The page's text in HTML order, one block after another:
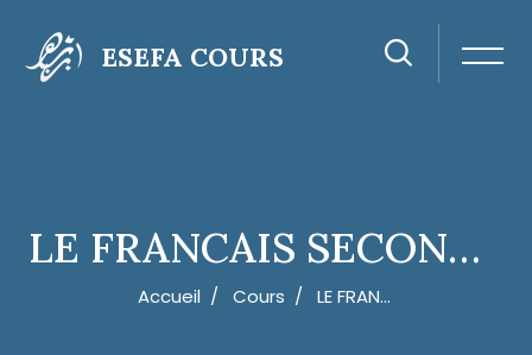
ESEFA COURS
LE FRANCAIS SECONDAIRE
Accueil Cours LE FRANCAIS SECONDAIRE